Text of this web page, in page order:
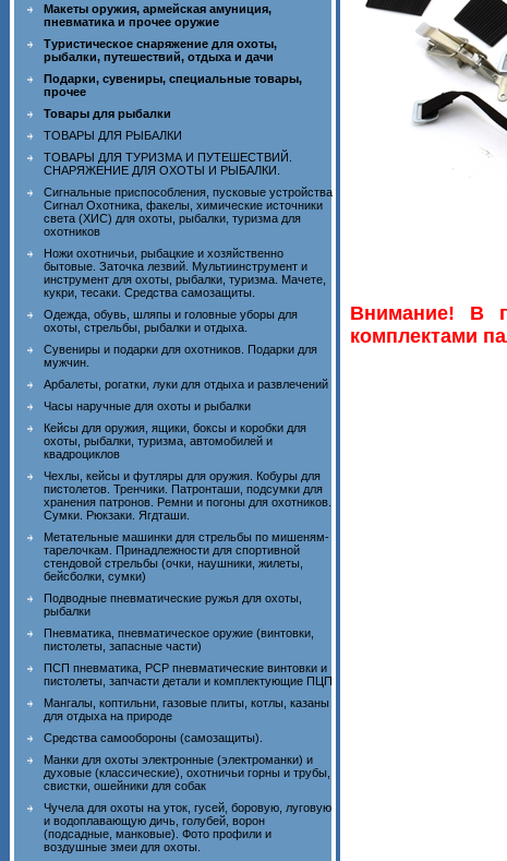
Макеты оружия, армейская амуниция,
пневматика и прочее оружие
Туристическое снаряжение для охоты,
рыбалки, путешествий, отдыха и дачи
Подарки, сувениры, специальные товары,
прочее
Товары для рыбалки
ТОВАРЫ ДЛЯ РЫБАЛКИ
ТОВАРЫ ДЛЯ ТУРИЗМА И ПУТЕШЕСТВИЙ.
СНАРЯЖЕНИЕ ДЛЯ ОХОТЫ И РЫБАЛКИ.
Сигнальные приспособления, пусковые устройства
Сигнал Охотника, факелы, химические источники
света (ХИС) для охоты, рыбалки, туризма для
охотников
Ножи охотничьи, рыбацкие и хозяйственно
бытовые. Заточка лезвий. Мультиинструмент и
инструмент для охоты, рыбалки, туризма. Мачете,
кукри, тесаки. Средства самозащиты.
Одежда, обувь, шляпы и головные уборы для
охоты, стрельбы, рыбалки и отдыха.
Сувениры и подарки для охотников. Подарки для
мужчин.
Арбалеты, рогатки, луки для отдыха и развлечений
Часы наручные для охоты и рыбалки
Кейсы для оружия, ящики, боксы и коробки для
охоты, рыбалки, туризма, автомобилей и
квадроциклов
Чехлы, кейсы и футляры для оружия. Кобуры для
пистолетов. Тренчики. Патронташи, подсумки для
хранения патронов. Ремни и погоны для охотников.
Сумки. Рюкзаки. Ягдташи.
Метательные машинки для стрельбы по мишеням-
тарелочкам. Принадлежности для спортивной
стендовой стрельбы (очки, наушники, жилеты,
бейсболки, сумки)
Подводные пневматические ружья для охоты,
рыбалки
Пневматика, пневматическое оружие (винтовки,
пистолеты, запасные части)
ПСП пневматика, PCP пневматические винтовки и
пистолеты, запчасти детали и комплектующие ПЦП
Мангалы, коптильни, газовые плиты, котлы, казаны
для отдыха на природе
Средства самообороны (самозащиты).
Манки для охоты электронные (электроманки) и
духовые (классические), охотничьи горны и трубы,
свистки, ошейники для собак
Чучела для охоты на уток, гусей, боровую, луговую
и водоплавающую дичь, голубей, ворон
(подсадные, манковые). Фото профили и
воздушные змеи для охоты.
Внимание! В
комплектами